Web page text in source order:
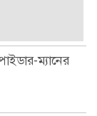
ম্যানের